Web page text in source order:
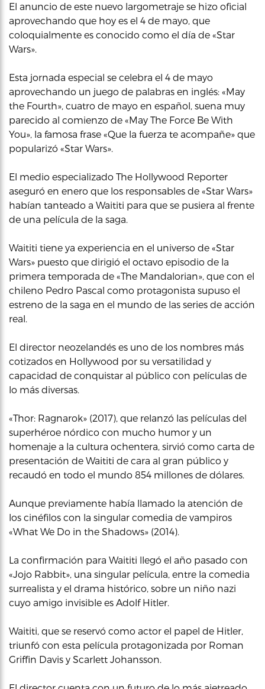
El anuncio de este nuevo largometraje se hizo oficial
aprovechando que hoy es el 4 de mayo, que
coloquialmente es conocido como el día de «Star
Wars».
Esta jornada especial se celebra el 4 de mayo
aprovechando un juego de palabras en inglés: «May
the Fourth», cuatro de mayo en español, suena muy
parecido al comienzo de «May The Force Be With
You», la famosa frase «Que la fuerza te acompañe» que
popularizó «Star Wars».
El medio especializado The Hollywood Reporter
aseguró en enero que los responsables de «Star Wars»
habían tanteado a Waititi para que se pusiera al frente
de una película de la saga.
Waititi tiene ya experiencia en el universo de «Star
Wars» puesto que dirigió el octavo episodio de la
primera temporada de «The Mandalorian», que con el
chileno Pedro Pascal como protagonista supuso el
estreno de la saga en el mundo de las series de acción
real.
El director neozelandés es uno de los nombres más
cotizados en Hollywood por su versatilidad y
capacidad de conquistar al público con películas de
lo más diversas.
«Thor: Ragnarok» (2017), que relanzó las películas del
superhéroe nórdico con mucho humor y un
homenaje a la cultura ochentera, sirvió como carta de
presentación de Waititi de cara al gran público y
recaudó en todo el mundo 854 millones de dólares.
Aunque previamente había llamado la atención de
los cinéfilos con la singular comedia de vampiros
«What We Do in the Shadows» (2014).
La confirmación para Waititi llegó el año pasado con
«Jojo Rabbit», una singular película, entre la comedia
surrealista y el drama histórico, sobre un niño nazi
cuyo amigo invisible es Adolf Hitler.
Waititi, que se reservó como actor el papel de Hitler,
triunfó con esta película protagonizada por Roman
Griffin Davis y Scarlett Johansson.